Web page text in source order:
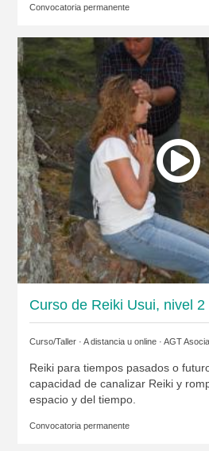
Convocatoria permanente
Curso de Reiki Usui, nivel
Curso/Taller · A distancia u online · AGT
Reiki para tiempos pasados o
capacidad de canalizar Reiki y
espacio y del tiempo.
Convocatoria permanente